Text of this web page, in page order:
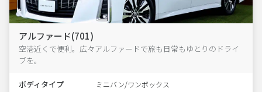
アルファード(701)
空港近くで便利。広々アルファードで旅も日常もゆとりのドライ
ブを。
ボディタイプ ミニバン/ワンボックス